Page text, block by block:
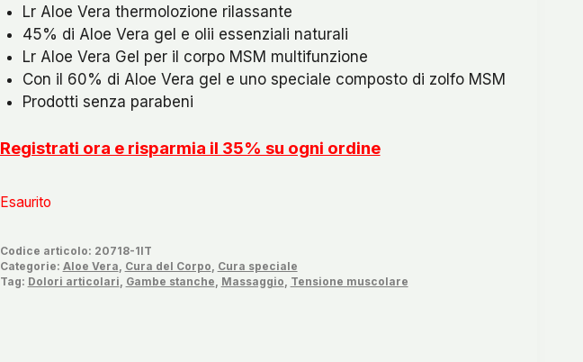
Lr Aloe Vera thermolozione rilassante
45% di Aloe Vera gel e olii essenziali naturali
Lr Aloe Vera Gel per il corpo MSM multifunzione
Con il 60% di Aloe Vera gel e uno speciale composto di zolfo MSM
Prodotti senza parabeni
Registrati ora e risparmia il 35% su ogni ordine
Esaurito
Codice articolo: 20718-1IT
Categorie: Aloe Vera, Cura del Corpo, Cura speciale
Tag: Dolori articolari, Gambe stanche, Massaggio, Tensione muscolare